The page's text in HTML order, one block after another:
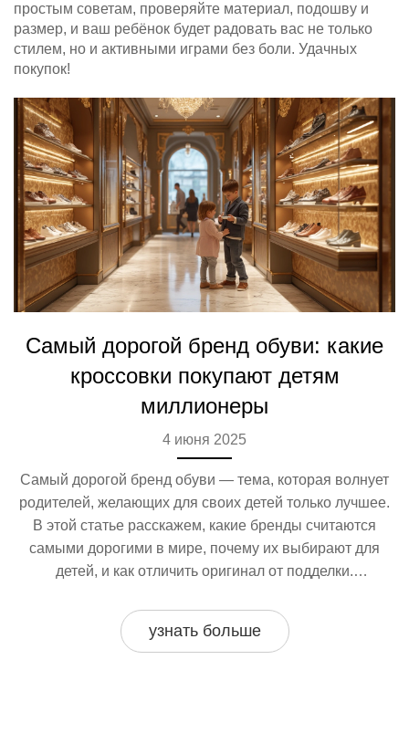
простым советам, проверяйте материал, подошву и
размер, и ваш ребёнок будет радовать вас не только
стилем, но и активными играми без боли. Удачных
покупок!
Самый дорогой бренд обуви: какие
кроссовки покупают детям
миллионеры
4 июня 2025
Самый дорогой бренд обуви — тема, которая волнует
родителей, желающих для своих детей только лучшее.
В этой статье расскажем, какие бренды считаются
самыми дорогими в мире, почему их выбирают для
детей, и как отличить оригинал от подделки.
обычной, и стоит ли она своих денег. Поделимся
советами по покупке брендовой обуви без переплаты.
узнать больше